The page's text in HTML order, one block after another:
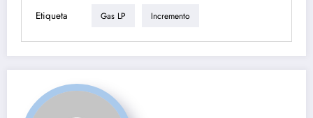
Etiqueta Gas LP Incremento